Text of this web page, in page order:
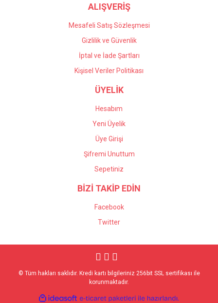
ALIŞVERİŞ
Mesafeli Satış Sözleşmesi
Gizlilik ve Güvenlik
İptal ve İade Şartları
Kişisel Veriler Politikası
ÜYELİK
Hesabım
Yeni Üyelik
Üye Girişi
Şifremi Unuttum
Sepetiniz
BİZİ TAKİP EDİN
Facebook
Twitter
© Tüm hakları saklıdır. Kredi kartı bilgileriniz 256bit SSL sertifikası ile
korunmaktadır.
ideasoft e-